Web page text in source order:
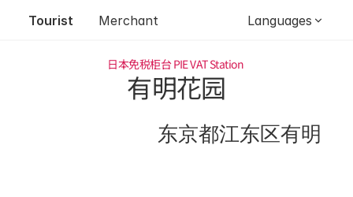
Tourist Merchant Languages
日本免税柜台 PIE VAT Station
有明花园
东京都江东区有明